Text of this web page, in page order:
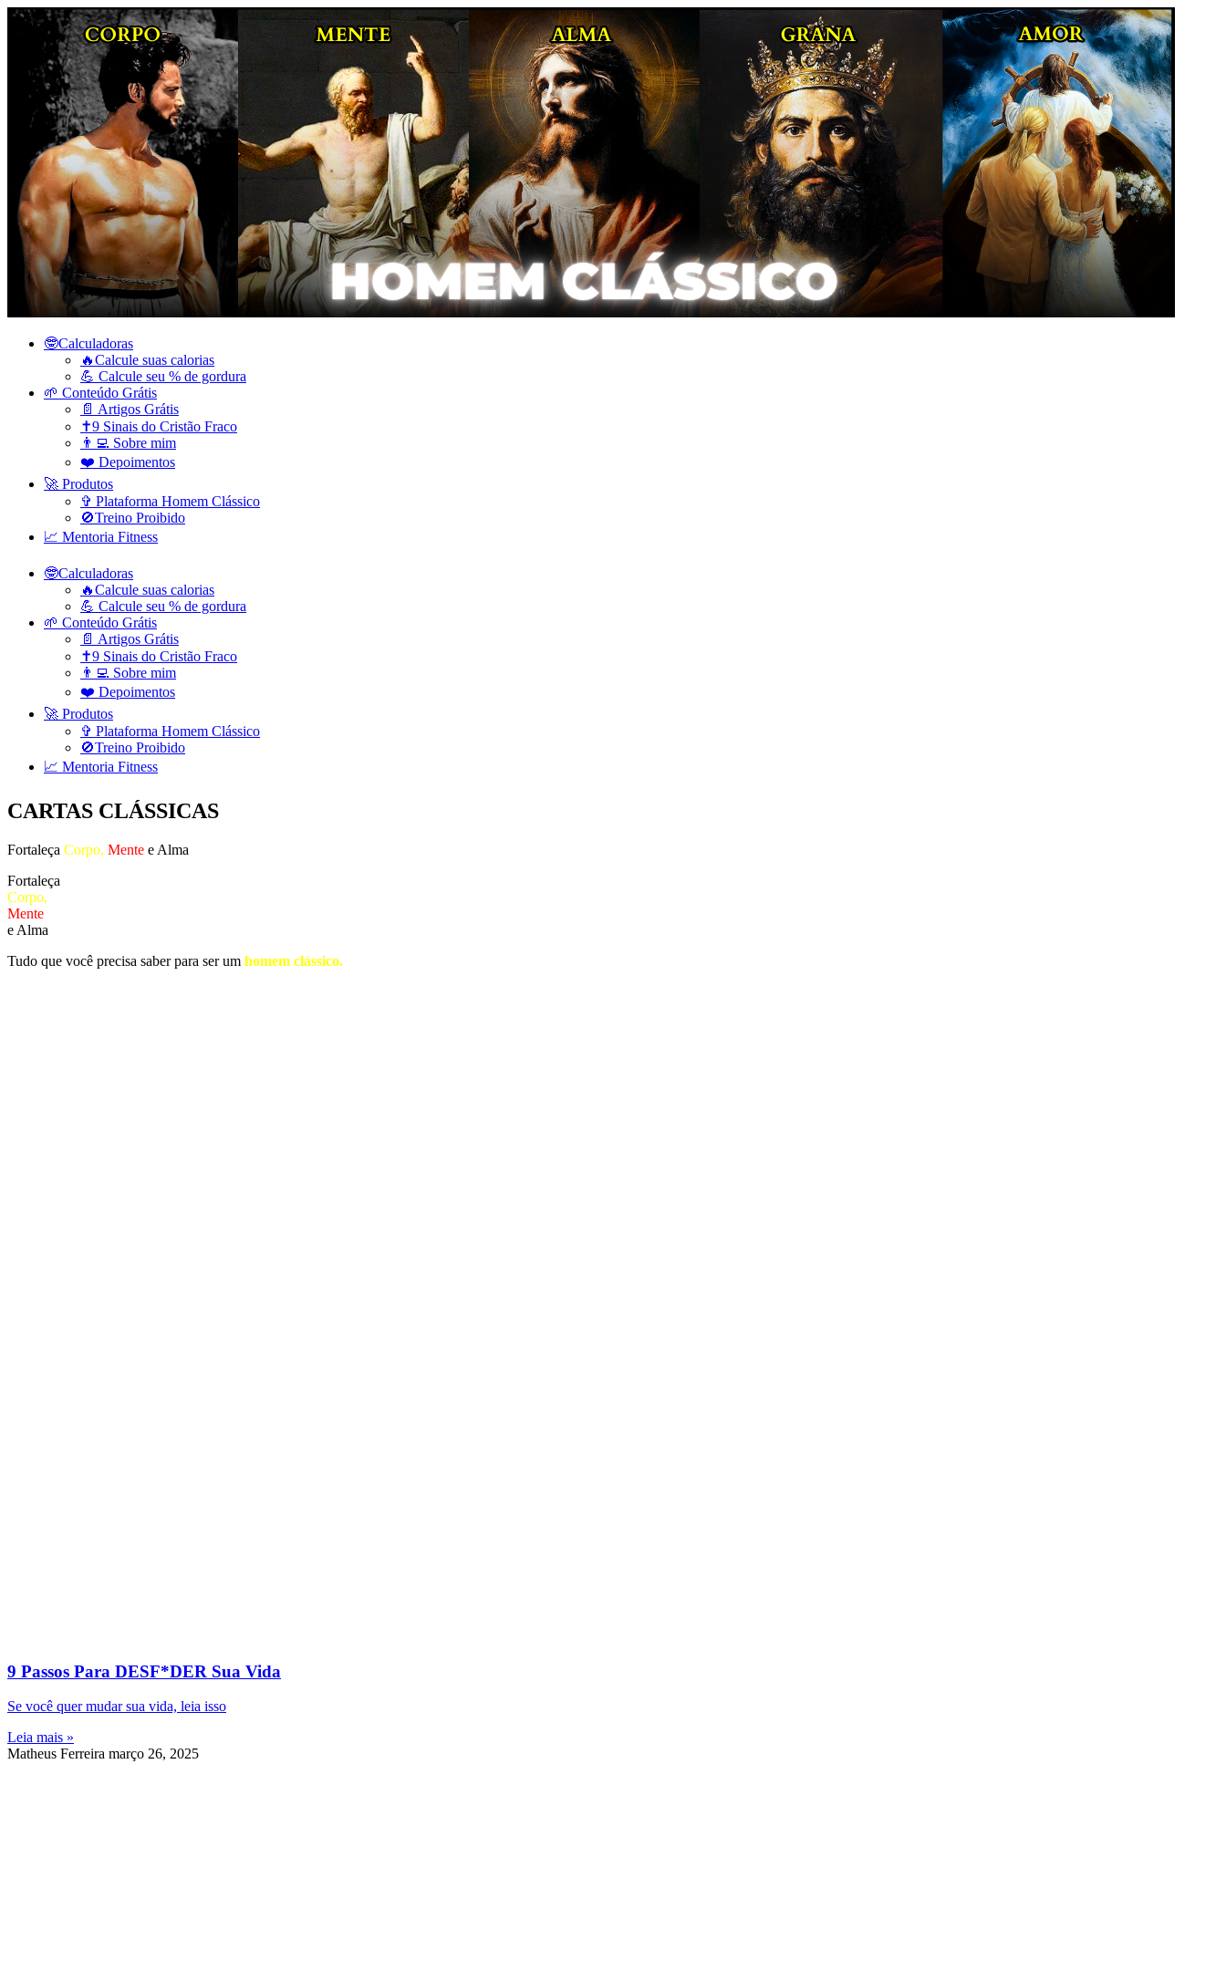
🤓Calculadoras
🔥Calcule suas calorias
💪 Calcule seu % de gordura
🌱 Conteúdo Grátis
📄 Artigos Grátis
✝️9 Sinais do Cristão Fraco
👨‍💻 Sobre mim
❤️ Depoimentos
🚀 Produtos
✞ Plataforma Homem Clássico
🚫Treino Proibido
📈 Mentoria Fitness
🤓Calculadoras
🔥Calcule suas calorias
💪 Calcule seu % de gordura
🌱 Conteúdo Grátis
📄 Artigos Grátis
✝️9 Sinais do Cristão Fraco
👨‍💻 Sobre mim
❤️ Depoimentos
🚀 Produtos
✞ Plataforma Homem Clássico
🚫Treino Proibido
📈 Mentoria Fitness
CARTAS CLÁSSICAS
Fortaleça Corpo, Mente e Alma
Fortaleça
Corpo,
Mente
e Alma
Tudo que você precisa saber para ser um homem clássico.
9 Passos Para DESF*DER Sua Vida
Se você quer mudar sua vida, leia isso
Leia mais »
Matheus Ferreira março 26, 2025